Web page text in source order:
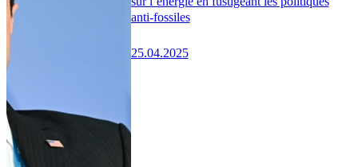
anti-fossiles
25.04.2025